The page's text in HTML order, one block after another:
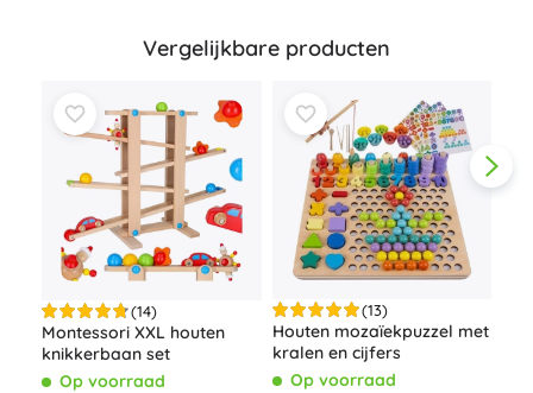
Vergelijkbare producten
(14)
Montessori XXL houten
knikkerbaan set
Op voorraad
(13)
Houten mozaïekpuzzel met
kralen en cijfers
Op voorraad